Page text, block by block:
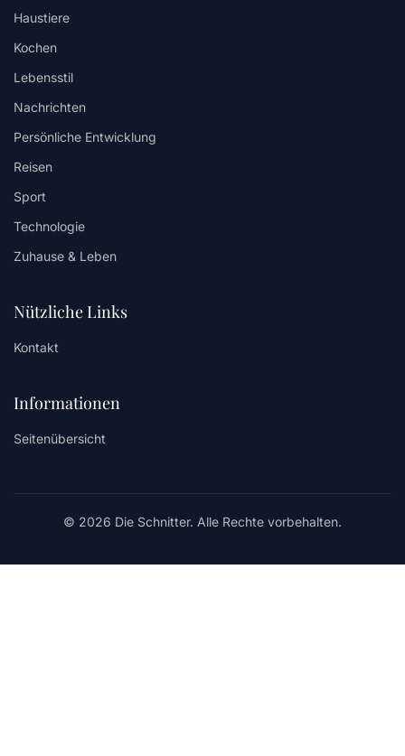
Haustiere
Kochen
Lebensstil
Nachrichten
Persönliche Entwicklung
Reisen
Sport
Technologie
Zuhause & Leben
Nützliche Links
Kontakt
Informationen
Seitenübersicht
© 2026 Die Schnitter. Alle Rechte vorbehalten.